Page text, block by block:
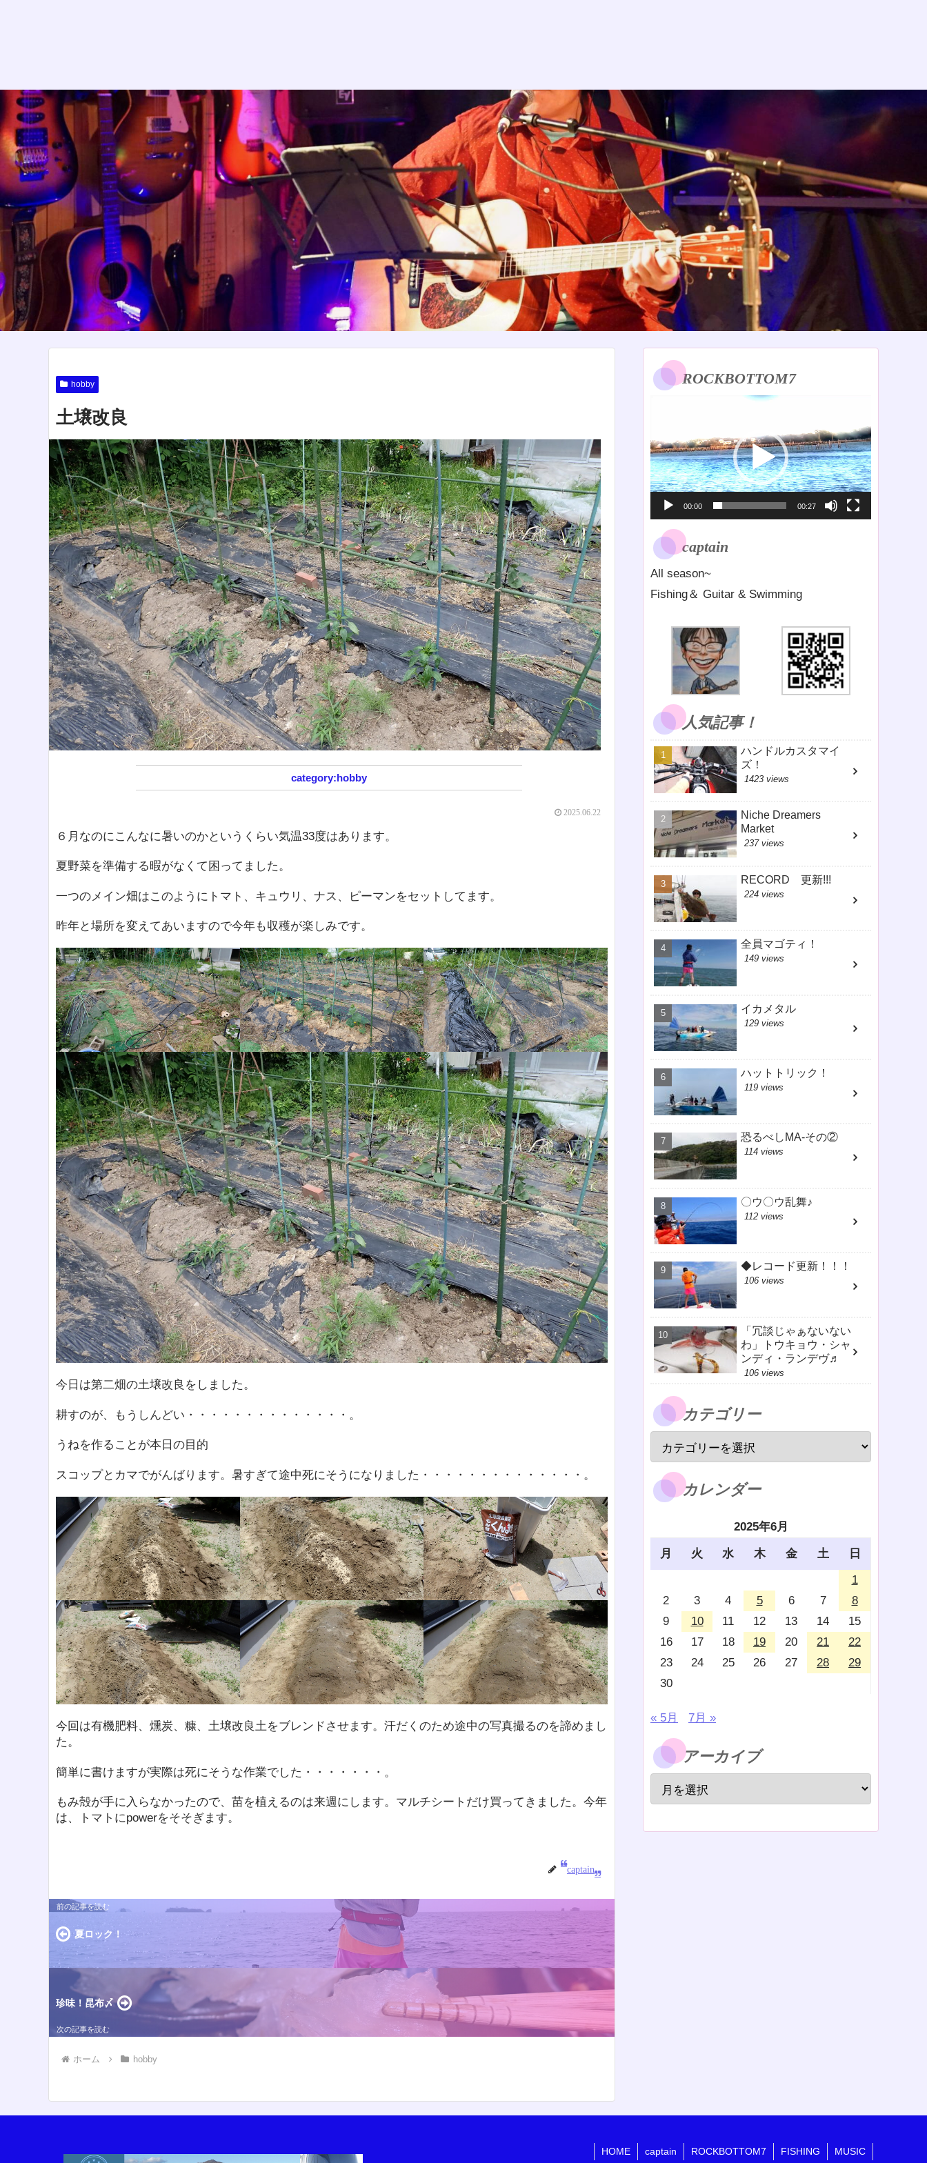
hobby
土壌改良
hobby
2025.06.22
６月なのにこんなに暑いのかというくらい気温33度はあります。
夏野菜を準備する暇がなくて困ってました。
一つのメイン畑はこのようにトマト、キュウリ、ナス、ピーマンをセットしてます。
昨年と場所を変えてあいますので今年も収穫が楽しみです。
今日は第二畑の土壌改良をしました。
耕すのが、もうしんどい・・・・・・・・・・・・・・。
うねを作ることが本日の目的
スコップとカマでがんばります。暑すぎて途中死にそうになりました・・・・・・・・・・・・・・。
今回は有機肥料、燻炭、糠、土壌改良土をブレンドさせます。汗だくのため途中の写真撮るのを諦めまし
た。
簡単に書けますが実際は死にそうな作業でした・・・・・・・。
もみ殻が手に入らなかったので、苗を植えるのは来週にします。マルチシートだけ買ってきました。今年
は、トマトにpowerをそそぎます。
captain
夏ロック！
珍味！昆布〆
ホーム hobby
ROCKBOTTOM7
プ
レ
ー
00:00 00:27
captain
All season~
Fishing＆ Guitar & Swimming
人気記事！
ハンドルカスタマイ
ズ！
1423 views
Niche Dreamers
Market
237 views
RECORD 更新!!!
224 views
全員マゴティ！
149 views
イカメタル
129 views
ハットトリック！
119 views
恐るべしMA-その②
114 views
〇ウ〇ウ乱舞♪
112 views
◆レコード更新！！！
106 views
「冗談じゃぁないない
わ」トウキョウ・シャ
ンディ・ランデヴ♬
106 views
カテゴリー
カレンダー
2025年6月
月 火 水 木 金 土
日
1
2
3 4 5 6 7
8
9
10 11 12 13 14
15
16
17 18 19 20 21
22
23
24 25 26 27 28
29
30
« 5月 7月 »
アーカイブ
HOME captain ROCKBOTTOM7 FISHING MUSIC